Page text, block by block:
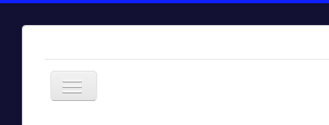
Navigation
an/aus